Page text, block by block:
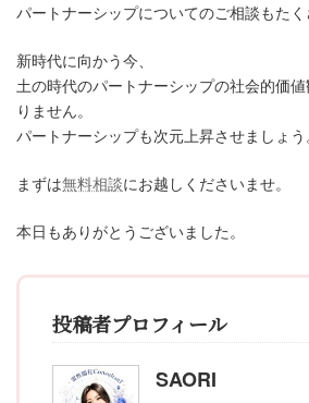
パートナーシップについてのご相談もたく
新時代に向かう今、
土の時代のパートナーシップの社会的価
りません。
パートナーシップも次元上昇させましょう
まずは無料相談にお越しくださいませ。
本日もありがとうございました。
投稿者プロフィール
SAORI